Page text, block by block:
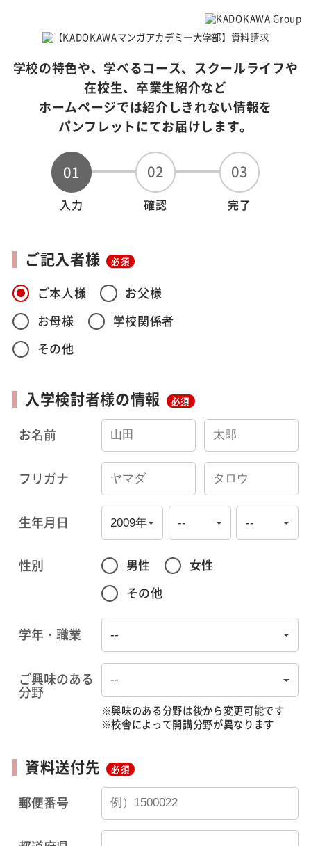
学校の特色や、学べるコース、スクールライフや
在校生、卒業生紹介など
ホームページでは紹介しきれない情報を
パンフレットにてお届けします。
01
入力
02
確認
03
完了
ご記入者様 必須
ご本人様
お父様
お母様
学校関係者
その他
入学検討者様の情報 必須
お名前
フリガナ
生年月日
性別 男性
女性
その他
学年・職業
ご興味のある
分野
※興味のある分野は後から変更可能です
※校舎によって開講分野が異なります
資料送付先 必須
郵便番号